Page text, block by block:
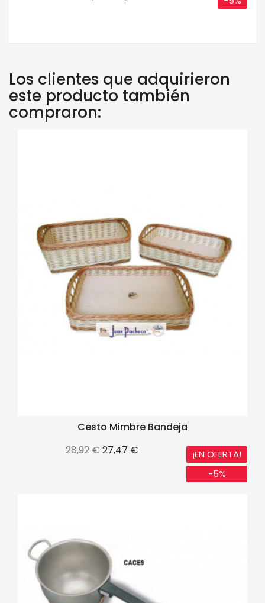
Los clientes que adquirieron
este producto también
compraron:
Cesto Mimbre Bandeja
Precio
28,92 €Precio
27,47 €
¡EN OFERTA!
-5%